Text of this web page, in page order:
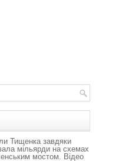
Тищенка завдяки
мільярди на схемах
мостом. Відео